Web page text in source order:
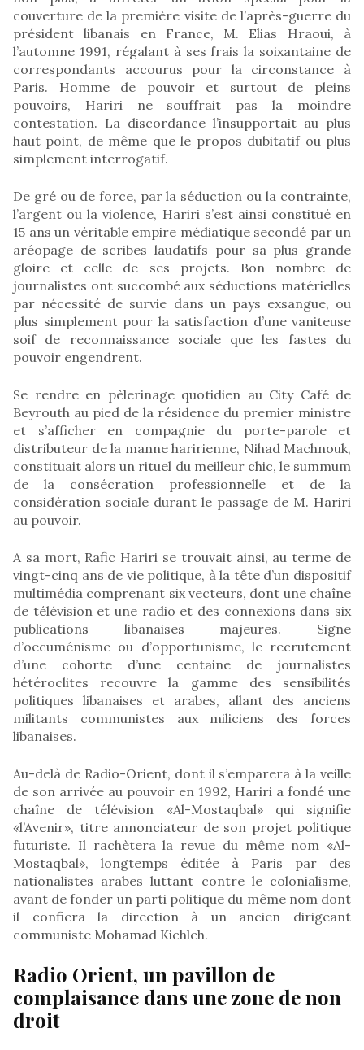
couverture de la première visite de l’après-guerre du
président libanais en France, M. Elias Hraoui, à
l’automne 1991, régalant à ses frais la soixantaine de
correspondants accourus pour la circonstance à
Paris. Homme de pouvoir et surtout de pleins
pouvoirs, Hariri ne souffrait pas la moindre
contestation. La discordance l’insupportait au plus
haut point, de même que le propos dubitatif ou plus
simplement interrogatif.
De gré ou de force, par la séduction ou la contrainte,
l’argent ou la violence, Hariri s’est ainsi constitué en
15 ans un véritable empire médiatique secondé par un
aréopage de scribes laudatifs pour sa plus grande
gloire et celle de ses projets. Bon nombre de
journalistes ont succombé aux séductions matérielles
par nécessité de survie dans un pays exsangue, ou
plus simplement pour la satisfaction d’une vaniteuse
soif de reconnaissance sociale que les fastes du
pouvoir engendrent.
Se rendre en pèlerinage quotidien au City Café de
Beyrouth au pied de la résidence du premier ministre
et s’afficher en compagnie du porte-parole et
distributeur de la manne haririenne, Nihad Machnouk,
constituait alors un rituel du meilleur chic, le summum
de la consécration professionnelle et de la
considération sociale durant le passage de M. Hariri
au pouvoir.
A sa mort, Rafic Hariri se trouvait ainsi, au terme de
vingt-cinq ans de vie politique, à la tête d’un dispositif
multimédia comprenant six vecteurs, dont une chaîne
de télévision et une radio et des connexions dans six
publications libanaises majeures. Signe
d’oecuménisme ou d’opportunisme, le recrutement
d’une cohorte d’une centaine de journalistes
hétéroclites recouvre la gamme des sensibilités
politiques libanaises et arabes, allant des anciens
militants communistes aux miliciens des forces
libanaises.
Au-delà de Radio-Orient, dont il s’emparera à la veille
de son arrivée au pouvoir en 1992, Hariri a fondé une
chaîne de télévision «Al-Mostaqbal» qui signifie
«l’Avenir», titre annonciateur de son projet politique
futuriste. Il rachètera la revue du même nom «Al-
Mostaqbal», longtemps éditée à Paris par des
nationalistes arabes luttant contre le colonialisme,
avant de fonder un parti politique du même nom dont
il confiera la direction à un ancien dirigeant
communiste Mohamad Kichleh.
Radio Orient, un pavillon de
complaisance dans une zone de non
droit